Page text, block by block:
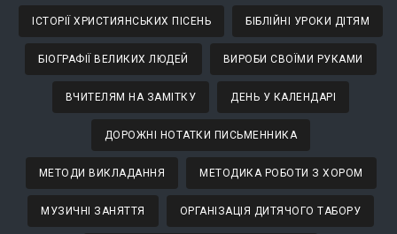
ІСТОРІЇ ХРИСТИЯНСЬКИХ ПІСЕНЬ БІБЛІЙНІ УРОКИ ДІТЯМ
БІОГРАФІЇ ВЕЛИКИХ ЛЮДЕЙ ВИРОБИ СВОЇМИ РУКАМИ
ВЧИТЕЛЯМ НА ЗАМІТКУ ДЕНЬ У КАЛЕНДАРІ
ДОРОЖНІ НОТАТКИ ПИСЬМЕННИКА
МЕТОДИ ВИКЛАДАННЯ МЕТОДИКА РОБОТИ З ХОРОМ
МУЗИЧНІ ЗАНЯТТЯ ОРГАНІЗАЦІЯ ДИТЯЧОГО ТАБОРУ